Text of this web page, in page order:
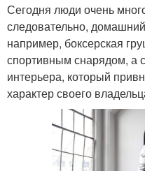
Сегодня люди очень
следовательно,
например, боксерская
спортивным снарядом, а
интерьера, который
характер своего